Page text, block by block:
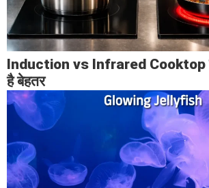
Induction vs Infrared Cooktop
है बेहतर